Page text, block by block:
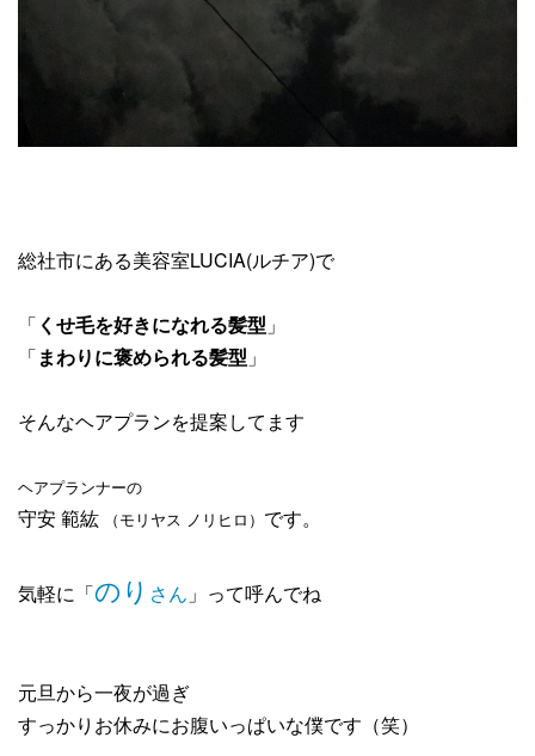
総社市にある美容室LUCIA(ルチア)で
「 くせ毛を好きになれる髪型 」
「まわりに褒められる髪型 」
そんなヘアプランを提案してます
ヘアプランナーの
守安 範紘 （モリヤス ノリヒロ） です。
気軽に「のり さん 」って呼んでね
元旦から一夜が過ぎ
すっかりお休みにお腹いっぱいな僕です（笑）